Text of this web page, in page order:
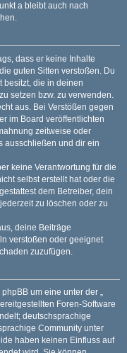
a bleibt auch nach
dass er keine Inhalte
guten Sitten verstoßen. Du
besitzt, die in deinen
setzen bzw. zu verwenden.
aus. Bei Verstößen gegen
im Board veröffentlichten
zeitweise oder
ausschließen und dir ein
keine Verantwortung für die
selbst erstellt hat oder die
dem Betreiber, dein
zu löschen oder zu
deine Beiträge
verstoßen oder geeignet
zuzufügen.
um eine unter der „
Foren-Software
deutschsprachige
Community unter
haben keinen Einfluss auf